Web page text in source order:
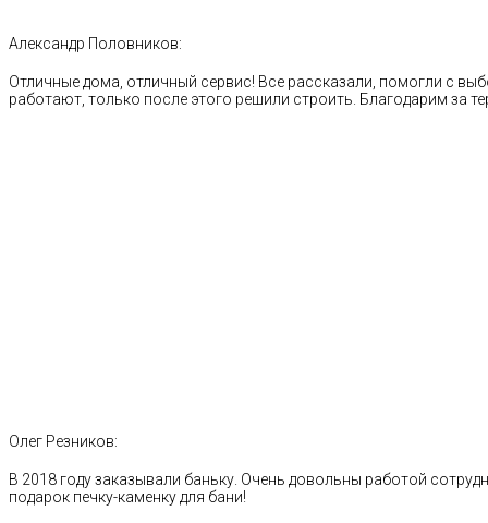
Александр Половников:
Отличные дома, отличный сервис! Все рассказали, помогли с
работают, только после этого решили строить. Благодарим за
Олег Резников:
В 2018 году заказывали баньку. Очень довольны работой
подарок печку-каменку для бани!